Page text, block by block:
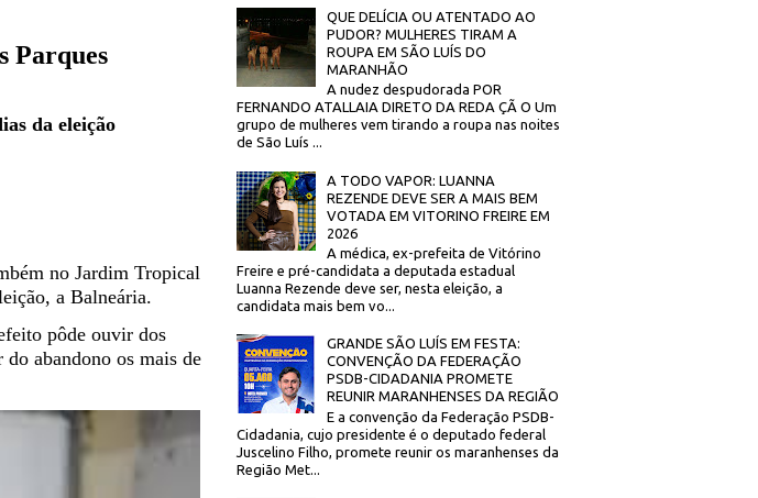
Parques
da eleição
no Jardim Tropical
a Balneária.
pôde ouvir dos
abandono os mais de
QUE DELÍCIA OU ATENTADO AO
PUDOR? MULHERES TIRAM A
ROUPA EM SÃO LUÍS DO
MARANHÃO
A nudez despudorada POR
FERNANDO ATALLAIA DIRETO DA REDA ÇÃ O Um
grupo de mulheres vem tirando a roupa nas noites
de São Luís ...
A TODO VAPOR: LUANNA
REZENDE DEVE SER A MAIS BEM
VOTADA EM VITORINO FREIRE EM
2026
A médica, ex-prefeita de Vitórino
Freire e pré-candidata a deputada estadual
Luanna Rezende deve ser, nesta eleição, a
candidata mais bem vo...
GRANDE SÃO LUÍS EM FESTA:
CONVENÇÃO DA FEDERAÇÃO
PSDB-CIDADANIA PROMETE
REUNIR MARANHENSES DA REGIÃO
E a convenção da Federação PSDB-
Cidadania, cujo presidente é o deputado federal
Juscelino Filho, promete reunir os maranhenses da
Região Met...